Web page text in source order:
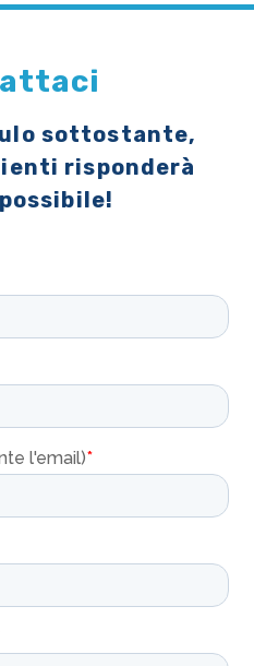
sottostante,
risponderà